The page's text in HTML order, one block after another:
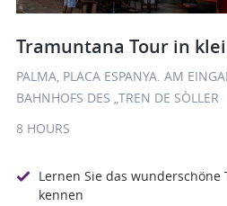
Tramuntana Tour in
PALMA, PLACA ESPANYA. AM
BAHNHOFS DES „TREN DE SÒLLER
8 HOURS
Lernen Sie das wunderschöne
kennen